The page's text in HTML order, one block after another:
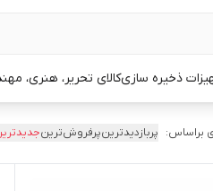
ذخیره سازیکالای تحریر، هنری،
براساس: پربازدیدترینپرفروش‌ترین